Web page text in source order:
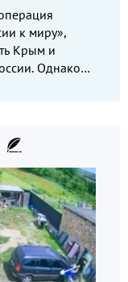
к миру»,
Крым и
Однако